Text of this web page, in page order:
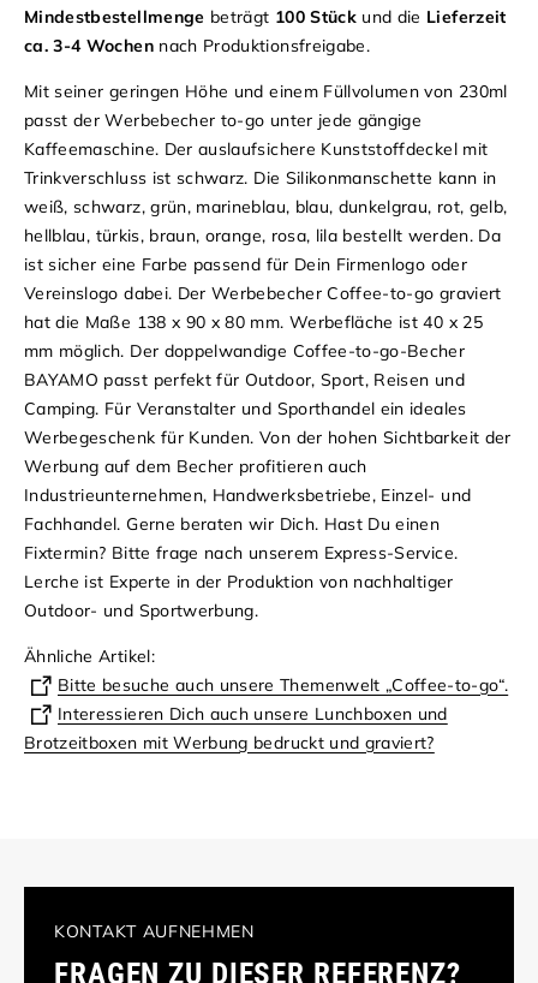
Mindestbestellmenge beträgt 100 Stück und die Lieferzeit
ca. 3-4 Wochennach Produktionsfreigabe.
Mit seiner geringen Höhe und einem Füllvolumen von 230ml
passt der Werbebecher to-go unter jede gängige
Kaffeemaschine. Der auslaufsichere Kunststoffdeckel mit
Trinkverschluss ist schwarz. Die Silikonmanschette kann in
weiß, schwarz, grün, marineblau, blau, dunkelgrau, rot, gelb,
hellblau, türkis, braun, orange, rosa, lila bestellt werden. Da
ist sicher eine Farbe passend für Dein Firmenlogo oder
Vereinslogo dabei. Der Werbebecher Coffee-to-go graviert
hat die Maße 138 x 90 x 80 mm. Werbefläche ist 40 x 25
mm möglich. Der doppelwandige Coffee-to-go-Becher
BAYAMO passt perfekt für Outdoor, Sport, Reisen und
Camping. Für Veranstalter und Sporthandel ein ideales
Werbegeschenk für Kunden. Von der hohen Sichtbarkeit der
Werbung auf dem Becher profitieren auch
Industrieunternehmen, Handwerksbetriebe, Einzel- und
Fachhandel. Gerne beraten wir Dich. Hast Du einen
Fixtermin? Bitte frage nach unserem Express-Service.
Lerche ist Experte in der Produktion von nachhaltiger
Outdoor- und Sportwerbung.
Ähnliche Artikel:
Bitte besuche auch unsere Themenwelt „Coffee-to-go“.
Interessieren Dich auch unsere Lunchboxen und
Brotzeitboxen mit Werbung bedruckt und graviert?
KONTAKT AUFNEHMEN
FRAGEN ZU DIESER REFERENZ?